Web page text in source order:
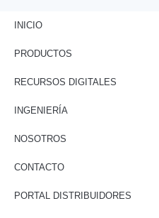
INICIO
PRODUCTOS
RECURSOS DIGITALES
INGENIERÍA
NOSOTROS
CONTACTO
PORTAL DISTRIBUIDORES